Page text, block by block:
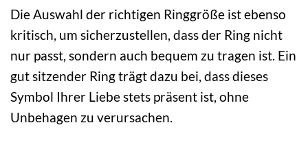
Die Auswahl der richtigen Ringgröße ist ebenso
kritisch, um sicherzustellen, dass der Ring nicht
nur passt, sondern auch bequem zu tragen ist. Ein
gut sitzender Ring trägt dazu bei, dass dieses
Symbol Ihrer Liebe stets präsent ist, ohne
Unbehagen zu verursachen.